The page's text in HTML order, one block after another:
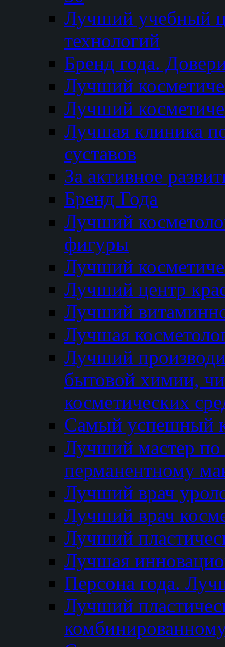
Лучший
технологий
Бренд года.
Лучший
Лучший
Лучшая клиника
суставов
За активное
Бренд Года
Лучший
фигуры
Лучший
Лучший центр
Лучший
Лучшая
Лучший
бытовой химии,
косметических
Самый успешный
Лучший мастер по
перманентному
Лучший врач
Лучший врач
Лучший
Лучшая
Персона года.
Лучший